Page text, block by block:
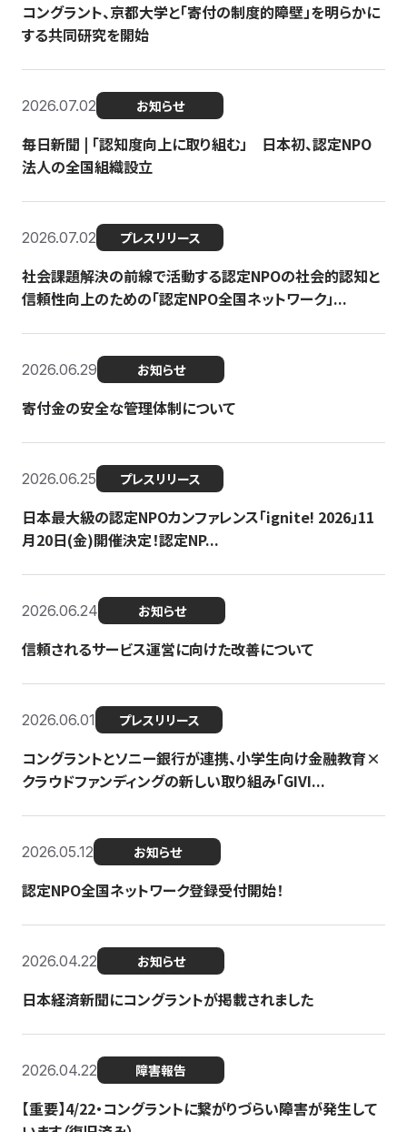
コングラント、京都大学と「寄付の制度的障壁」を明らかに
する共同研究を開始
2026.07.02 お知らせ
毎日新聞 | 「認知度向上に取り組む」 日本初、認定NPO
法人の全国組織設立
2026.07.02 プレスリリース
社会課題解決の前線で活動する認定NPOの社会的認知と
信頼性向上のための「認定NPO全国ネットワーク」...
2026.06.29 お知らせ
寄付金の安全な管理体制について
2026.06.25 プレスリリース
日本最大級の認定NPOカンファレンス「ignite! 2026」11
月20日(金)開催決定！認定NP...
2026.06.24 お知らせ
信頼されるサービス運営に向けた改善について
2026.06.01 プレスリリース
コングラントとソニー銀行が連携、小学生向け金融教育×
クラウドファンディングの新しい取り組み「GIVI...
2026.05.12 お知らせ
認定NPO全国ネットワーク登録受付開始！
2026.04.22 お知らせ
日本経済新聞にコングラントが掲載されました
2026.04.22 障害報告
【重要】4/22・コングラントに繋がりづらい障害が発生して